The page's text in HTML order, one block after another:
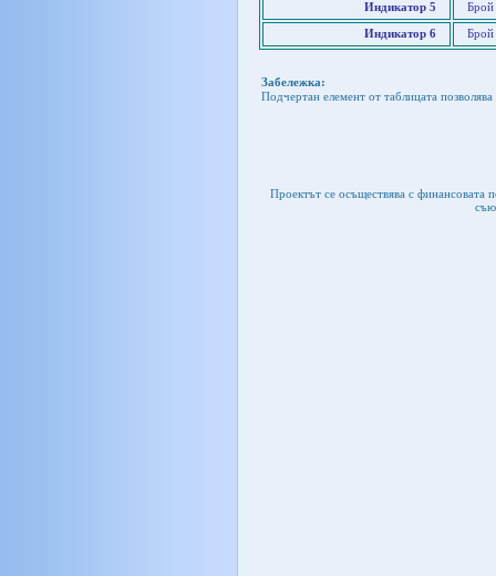
Индикатор 5 Брой
Индикатор 6 Брой
Забележка:
Подчертан елемент от таблицата
Проектът се осъществява с финансовата